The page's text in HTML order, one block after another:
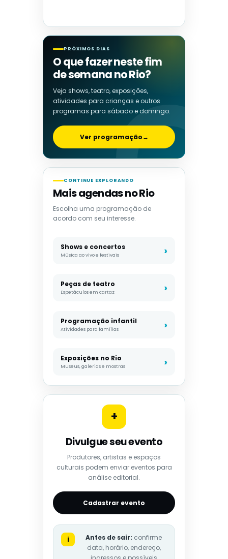
PRÓXIMOS DIAS
O que fazer neste fim
de semana no Rio?
Veja shows, teatro, exposições,
atividades para crianças e outros
programas para sábado e domingo.
Ver programação→
CONTINUE EXPLORANDO
Mais agendas no Rio
Escolha uma programação de
acordo com seu interesse.
Shows e concertos
Música ao vivo e festivais
Peças de teatro
Espetáculos em cartaz
Programação infantil
Atividades para famílias
Exposições no Rio
Museus, galerias e mostras
+
Divulgue seu evento
Produtores, artistas e espaços
culturais podem enviar eventos para
análise editorial.
Cadastrar evento
i Antes de sair: confirme
data, horário, endereço,